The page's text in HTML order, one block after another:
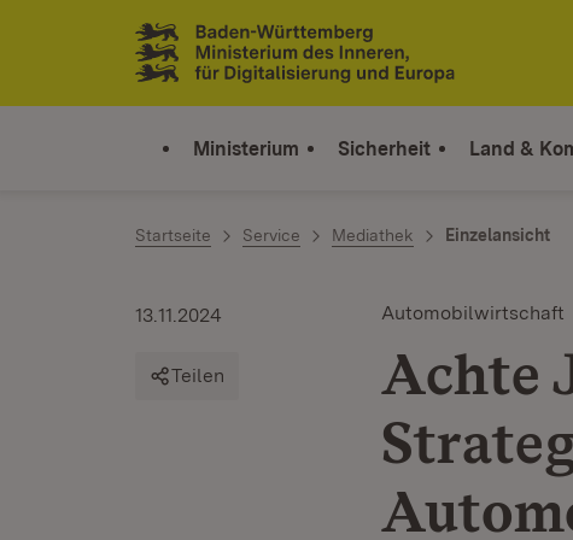
Zum Inhalt springen
Link zur Startseite
Ministerium Sicherheit Land &
Startseite Service Mediathek Einzelansicht
Automobilwirtschaft
Achte
13.11.2024
Teilen